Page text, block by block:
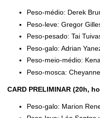
Peso-médio: Derek
Peso-leve: Gregor
Peso-pesado: Tai
Peso-galo: Adrian
Peso-meio-médio:
Peso-mosca:
CARD PRELIMINAR (20h,
Peso-galo: Marion